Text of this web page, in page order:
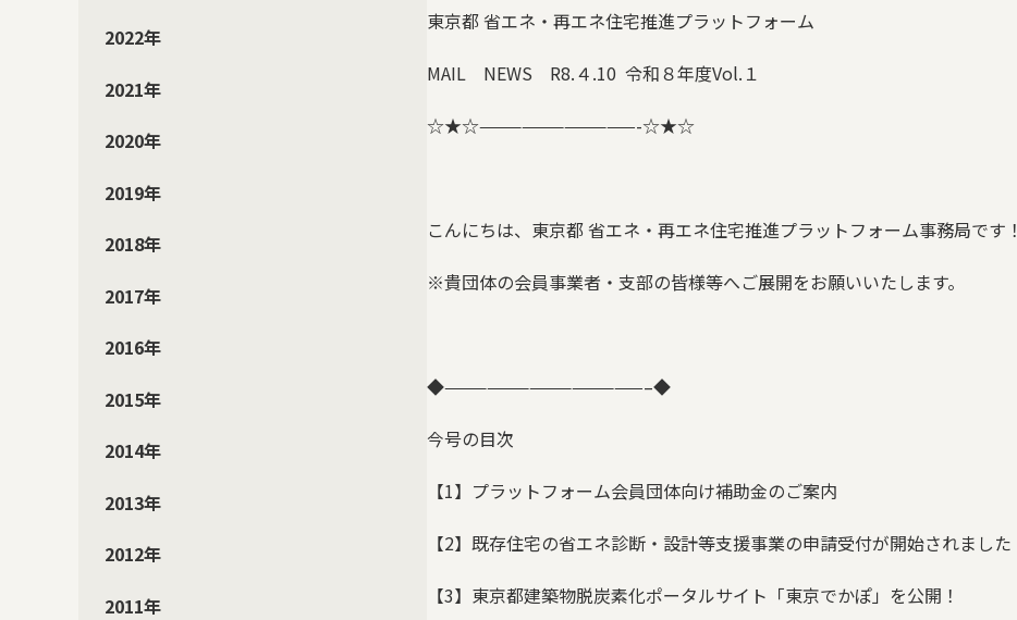
東京都 省エネ・再エネ住宅推進プラットフォーム
MAIL
NEWS R8.４.10 令和８年度Vol. １
☆★☆———————————-☆★☆
こんにちは、東京都 省エネ・再エネ住宅推進プラットフォーム事務局です！
※貴団体の会員事業者・支部の皆様等へご展開をお願いいたします。
◆——————————————–◆
今号の目次
【1】プラットフォーム会員団体向け補助金のご案内
【2】既存住宅の省エネ診断・設計等支援事業の申請受付が開始されました
【3】東京都建築物脱炭素化ポータルサイト「東京でかぽ」を公開！
2022年
2021年
2020年
2019年
2018年
2017年
2016年
2015年
2014年
2013年
2012年
2011年